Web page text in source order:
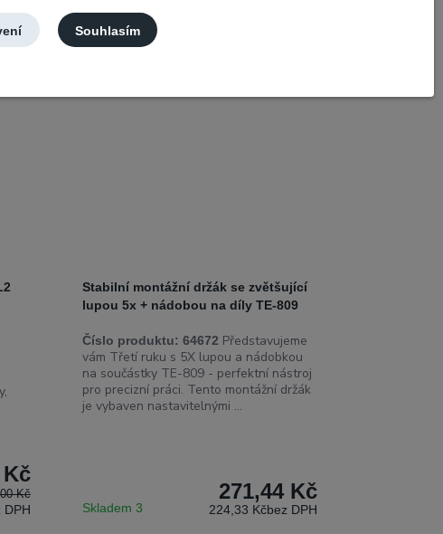
Kč
Kč
DPH
Stabilní montážní držák se zvětšující
lupou 5x + nádobou na díly TE-809
Číslo produktu: 64672 Představujeme
vám Třetí ruku s 5X lupou a nádobkou
na součástky TE-809 - perfektní nástroj
pro precizní práci. Tento montážní držák
je vybaven nastavitelnými ...
271,44 Kč
224,33 Kčbez DPH
Skladem 3
Souhlasím